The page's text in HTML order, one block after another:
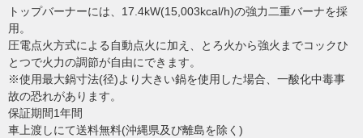
トップバーナーには、17.4kW(15,003kcal/h)の強力二重バーナを採
用。
圧電点火方式による自動点火に加え、とろ火から強火までコックひ
とつで火力の調節が自由にできます。
※使用最大鍋寸法(径)より大きい鍋を使用した場合、一酸化中毒事
故の恐れがあります。
保証期間1年間
車上渡しにて送料無料(沖縄県及び離島を除く)